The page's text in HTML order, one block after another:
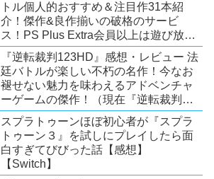
トル個人的おすすめ＆注目作31本紹
介！傑作&良作揃いの破格のサービ
ス！PS Plus Extra会員以上は遊び放
題！【2026年7月時点】【PS5/PS4】
『逆転裁判123HD』感想・レビュー 法
廷バトルが楽しい不朽の名作！今なお
褪せない魅力を味わえるアドベンチャ
ーゲームの傑作！（現在『逆転裁判
123 成歩堂セレクション』が配信中）
スプラトゥーンほぼ初心者が『スプラ
トゥーン３』を試しにプレイしたら面
白すぎてびびった話【感想】
【Switch】